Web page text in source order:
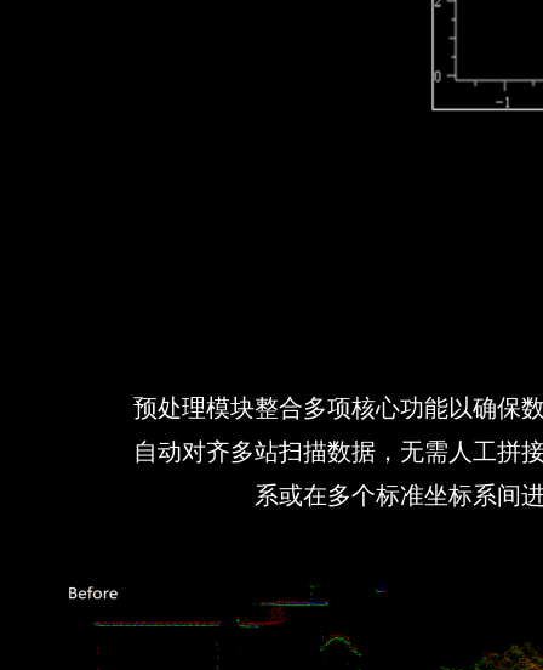
预处理模块整合多项核心功能以确保
自动对齐多站扫描数据，无需人工拼
系或在多个标准坐标系间